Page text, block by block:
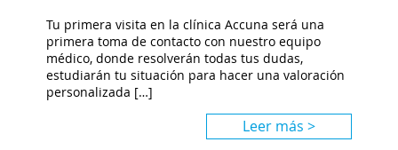
Tu primera visita en la clínica Accuna será una
primera toma de contacto con nuestro equipo
médico, donde resolverán todas tus dudas,
estudiarán tu situación para hacer una valoración
personalizada […]
Leer más >